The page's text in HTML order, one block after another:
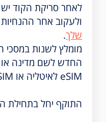
לאחר סריקת הקוד
ולעקוב אחר ההנחיות
שלך.
החדש לשם מדינה
eSIM לאיטליה או eSIM לאירופה.
התוקף יחל בתחילת